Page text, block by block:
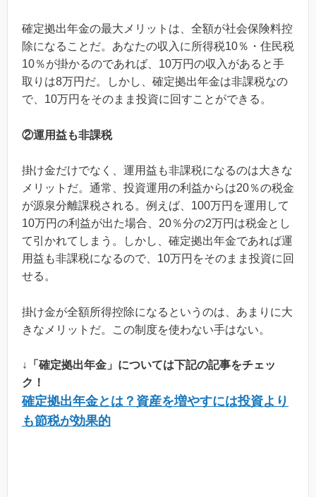
確定拠出年金の最大メリットは、全額が社会保険料控
除になることだ。あなたの収入に所得税10％・住民税
10％が掛かるのであれば、10万円の収入があると手
取りは8万円だ。しかし、確定拠出年金は非課税なの
で、10万円をそのまま投資に回すことができる。
②運用益も非課税
掛け金だけでなく、運用益も非課税になるのは大きな
メリットだ。通常、投資運用の利益からは20％の税金
が源泉分離課税される。例えば、100万円を運用して
10万円の利益が出た場合、20％分の2万円は税金とし
て引かれてしまう。しかし、確定拠出年金であれば運
用益も非課税になるので、10万円をそのまま投資に回
せる。
掛け金が全額所得控除になるというのは、あまりに大
きなメリットだ。この制度を使わない手はない。
↓「確定拠出年金」については下記の記事をチェッ
ク！
確定拠出年金とは？資産を増やすには投資より
も節税が効果的